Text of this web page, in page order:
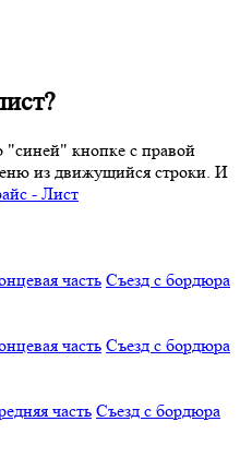
"синей" кнопке с правой
из движущийся строки. И
- Лист
Съезд с бордюра
Съезд с бордюра
Съезд с бордюра